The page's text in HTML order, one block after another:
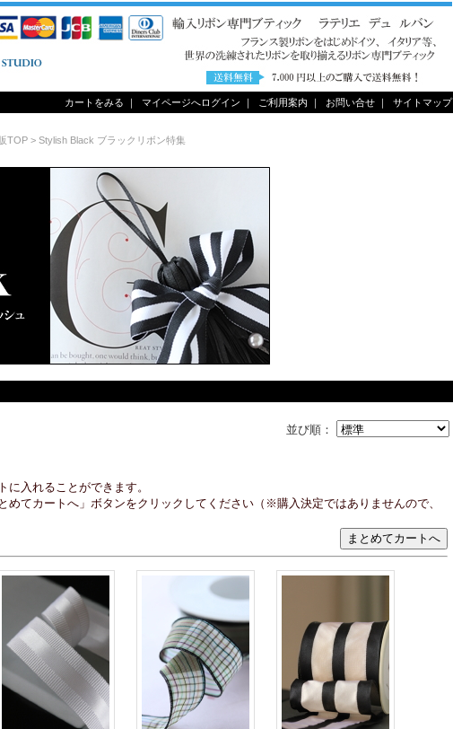
カートをみる ｜ マイページへログイン ｜ ご利用案内 ｜ お問い合せ ｜ サイトマップ
TOP > Stylish Black ブラックリボン特集
並び順：
に入れることができます。
めてカートへ」ボタンをクリックしてください（※購入決定ではありませんので、